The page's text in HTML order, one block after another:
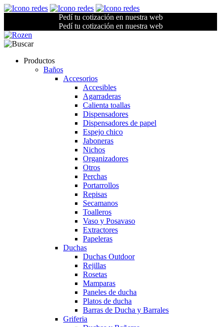
Pedí tu cotización en nuestra web
Pedí tu cotización en nuestra web
Productos
Baños
Accesorios
Accesibles
Agarraderas
Calienta toallas
Dispensadores
Dispensadores de papel
Espejo chico
Jaboneras
Nichos
Organizadores
Otros
Perchas
Portarrollos
Repisas
Secamanos
Toalleros
Vaso y Posavaso
Extractores
Papeleras
Duchas
Duchas Outdoor
Rejillas
Rosetas
Mamparas
Paneles de ducha
Platos de ducha
Barras de Ducha y Barrales
Griferia